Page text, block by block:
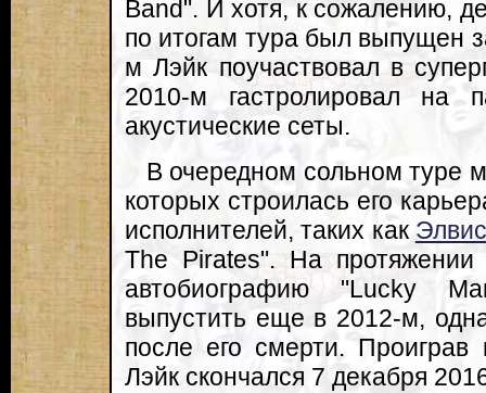
Band". И хотя, к сожалению,
по итогам тура был выпущен
м Лэйк поучаствовал в
2010-м гастролировал
акустические сеты.
В очередном сольном туре
которых строилась его
исполнителей, таких как
The Pirates". На протяжении
автобиографию "Lucky
выпустить еще в 2012-м,
после его смерти.
Лэйк скончался 7 декабря